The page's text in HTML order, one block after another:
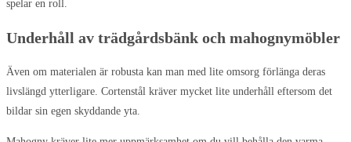
spelar en roll.
Underhåll av trädgårdsbänk och mahognymöbler
Även om materialen är robusta kan man med lite omsorg förlänga deras
livslängd ytterligare. Cortenstål kräver mycket lite underhåll eftersom det
bildar sin egen skyddande yta.